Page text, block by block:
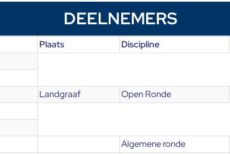
DEELNEMERS
Plaats Discipline
Landgraaf Open Ronde
Algemene ronde